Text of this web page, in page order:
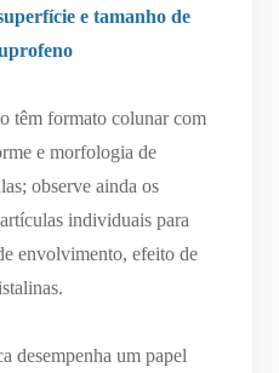
e tamanho de
têm formato colunar com
e morfologia de
observe ainda os
individuais para
envolvimento, efeito de
desempenha um papel